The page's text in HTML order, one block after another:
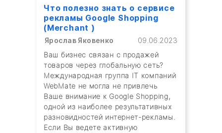
Что полезно знать о сервисе
рекламы Google Shopping
(Merchant )
Ярослав Яковенко
09.06.2023
Ваш бизнес связан с продажей
товаров через глобальную сеть?
Международная группа IT компаний
WebMate не могла не привлечь
Ваше внимание к Google Shopping,
одной из наиболее результативных
разновидностей интернет-рекламы.
Если Вы ведете активную